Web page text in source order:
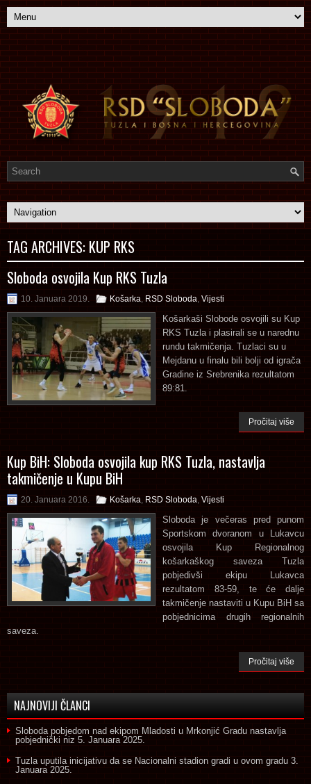
TAG ARCHIVES: KUP RKS
Sloboda osvojila Kup RKS Tuzla
10. Januara 2019. Košarka RSD Sloboda Vijesti
Košarkaši Slobode osvojili su Kup
RKS Tuzla i plasirali se u narednu
rundu takmičenja. Tuzlaci su u
Mejdanu u finalu bili bolji od igrača
Gradine iz Srebrenika rezultatom
89:81.
Pročitaj više
Kup BiH: Sloboda osvojila kup RKS Tuzla, nastavlja
takmičenje u Kupu BiH
20. Januara 2016. Košarka RSD Sloboda Vijesti
Sloboda je večeras pred punom
Sportskom dvoranom u Lukavcu
osvojila Kup Regionalnog
košarkaškog saveza Tuzla
pobjedivši ekipu Lukavca
rezultatom 83-59, te će dalje
takmičenje nastaviti u Kupu BiH sa
pobjednicima drugih regionalnih
saveza.
Pročitaj više
NAJNOVIJI ČLANCI
Sloboda pobjedom nad ekipom Mladosti u Mrkonjić Gradu nastavlja
pobjednički niz 5. Januara 2025.
Tuzla uputila inicijativu da se Nacionalni stadion gradi u ovom gradu 3.
Januara 2025.